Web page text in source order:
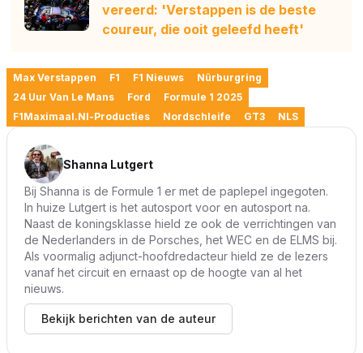
vereerd: 'Verstappen is de beste
coureur, die ooit geleefd heeft'
Max Verstappen F1 F1 Nieuws
Nürburgring
24 Uur Van Le Mans
Ford
Formule 1 2025
F1Maximaal.nl-Producties
Nordschleife GT3 NLS
Shanna Lutgert
Bij Shanna is de Formule 1 er met de paplepel ingegoten.
In huize Lutgert is het autosport voor en autosport na.
Naast de koningsklasse hield ze ook de verrichtingen van
de Nederlanders in de Porsches, het WEC en de ELMS bij.
Als voormalig adjunct-hoofdredacteur hield ze de lezers
vanaf het circuit en ernaast op de hoogte van al het
nieuws.
Bekijk berichten van de auteur